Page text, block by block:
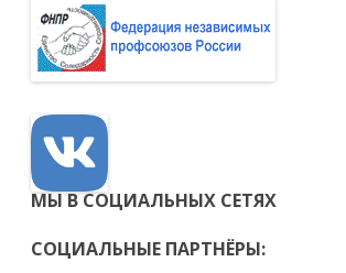
МЫ В СОЦИАЛЬНЫХ СЕТЯХ
СОЦИАЛЬНЫЕ ПАРТНЁРЫ: